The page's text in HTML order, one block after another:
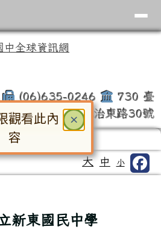
(06)635-0246
730 臺
南市新營區民治東路30號
大 中 小
新東國民中學
× 關閉
觀看此內
容
已開啟。請使用 Tab 鍵在